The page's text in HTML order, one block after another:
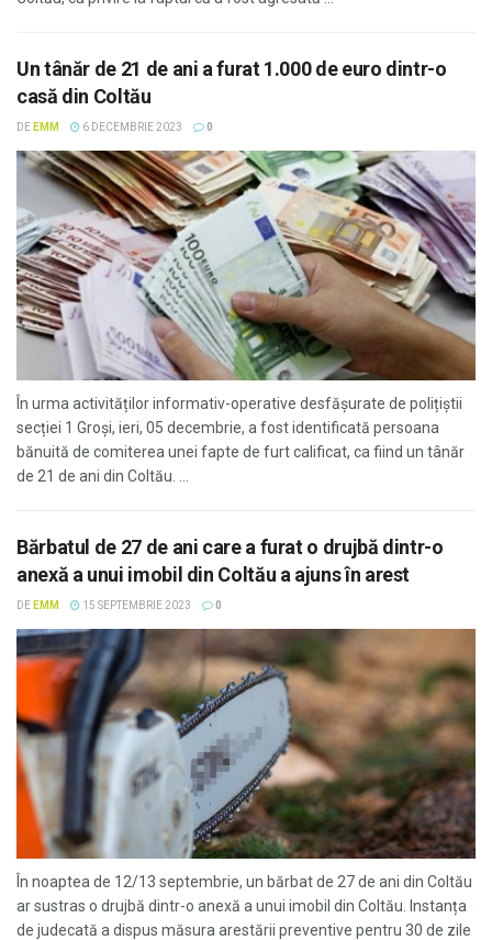
Un tânăr de 21 de ani a furat 1.000 de euro dintr-o
casă din Coltău
DE EMM 6 DECEMBRIE 2023 0
În urma activităților informativ-operative desfășurate de polițiștii
secției 1 Groși, ieri, 05 decembrie, a fost identificată persoana
bănuită de comiterea unei fapte de furt calificat, ca fiind un tânăr
de 21 de ani din Coltău. ...
Bărbatul de 27 de ani care a furat o drujbă dintr-o
anexă a unui imobil din Coltău a ajuns în arest
DE EMM 15 SEPTEMBRIE 2023 0
În noaptea de 12/13 septembrie, un bărbat de 27 de ani din Coltău
ar sustras o drujbă dintr-o anexă a unui imobil din Coltău. Instanța
de judecată a dispus măsura arestării preventive pentru 30 de zile